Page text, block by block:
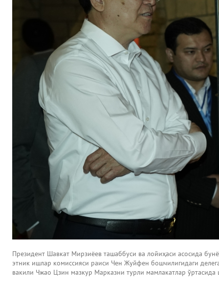
Президент Шавкат Мирзиёев ташаббуси ва лойиҳаси асосида
этник ишлар комиссияси раиси Чен Жуйфен бошчилигидаги
вакили Чжао Цзин мазкур Марказни турли мамлакатлар